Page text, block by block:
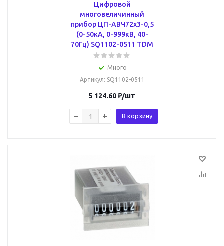
Цифровой
многовеличинный
прибор ЦП-АВЧ72х3-0,5
(0-50кА, 0-999кВ, 40-
70Гц) SQ1102-0511 TDM
Много
Артикул: SQ1102-0511
5 124.60₽/шт
В корзину